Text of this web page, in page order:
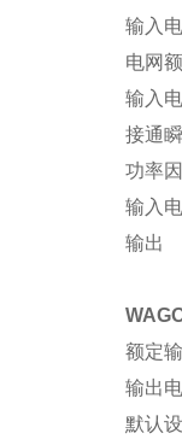
输入
电网
输入
接通
功率
输入
输出
额定
输出
默认